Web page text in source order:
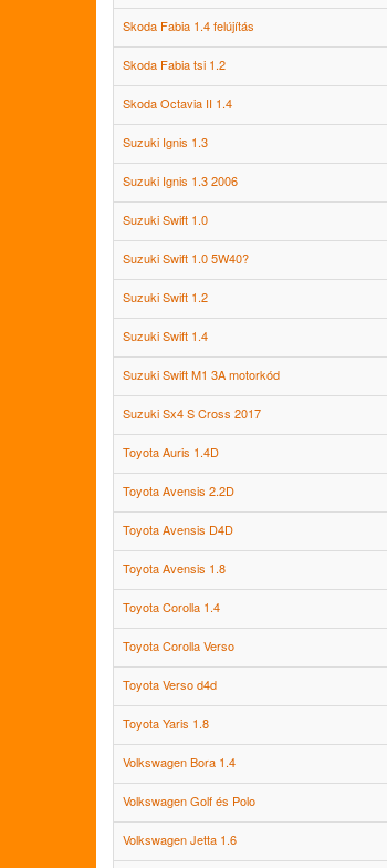
Skoda Fabia 1.4 felújítás
Skoda Fabia tsi 1.2
Skoda Octavia II 1.4
Suzuki Ignis 1.3
Suzuki Ignis 1.3 2006
Suzuki Swift 1.0
Suzuki Swift 1.0 5W40?
Suzuki Swift 1.2
Suzuki Swift 1.4
Suzuki Swift M1 3A motorkód
Suzuki Sx4 S Cross 2017
Toyota Auris 1.4D
Toyota Avensis 2.2D
Toyota Avensis D4D
Toyota Avensis 1.8
Toyota Corolla 1.4
Toyota Corolla Verso
Toyota Verso d4d
Toyota Yaris 1.8
Volkswagen Bora 1.4
Volkswagen Golf és Polo
Volkswagen Jetta 1.6